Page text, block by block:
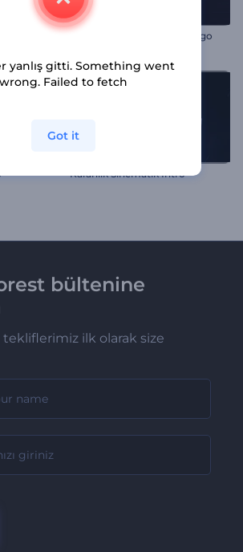
Rengarenk Glitch Efektli Logo
Karanlık Sinematik İntro
bültenine
tekliflerimiz ilk olarak size
yanlış gitti. Something went
wrong. Failed to fetch
Got it